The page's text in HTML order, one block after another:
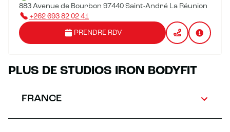
883 Avenue de Bourbon 97440 Saint-André La Réunion
+262 693 82 02 41
PRENDRE RDV
PLUS DE STUDIOS IRON BODYFIT
FRANCE